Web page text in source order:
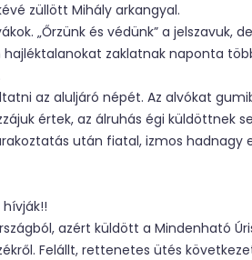
züllött Mihály arkangyal.
„Őrzünk és védünk” a jelszavuk,
zaklatnak naponta
az aluljáró népét. Az alvókat
értek, az álruhás égi
után fiatal, izmos hadnagy
azért küldött a Mindenható
Felállt, rettenetes ütés